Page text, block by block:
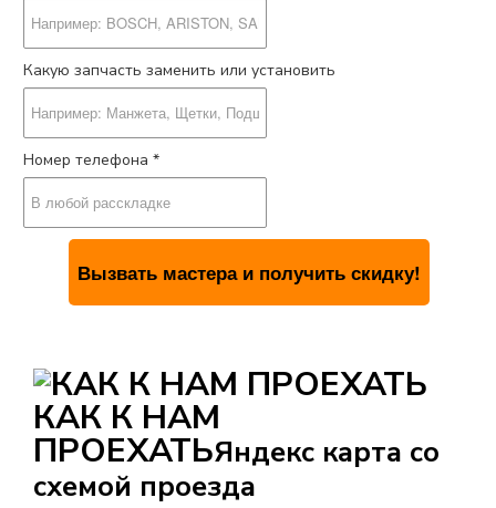
Какую запчасть заменить или установить
Номер телефона *
КАК К НАМ
ПРОЕХАТЬЯндекс карта со
схемой проезда